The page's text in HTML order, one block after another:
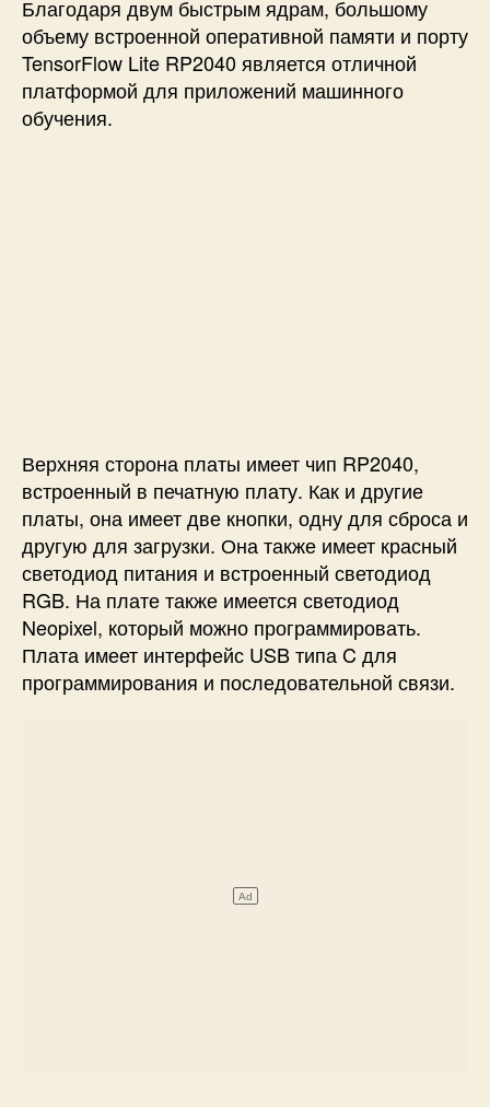
Благодаря двум быстрым ядрам, большому
объему встроенной оперативной памяти и порту
TensorFlow Lite RP2040 является отличной
платформой для приложений машинного
обучения.
Верхняя сторона платы имеет чип RP2040,
встроенный в печатную плату. Как и другие
платы, она имеет две кнопки, одну для сброса и
другую для загрузки. Она также имеет красный
светодиод питания и встроенный светодиод
RGB. На плате также имеется светодиод
Neopixel, который можно программировать.
Плата имеет интерфейс USB типа C для
программирования и последовательной связи.